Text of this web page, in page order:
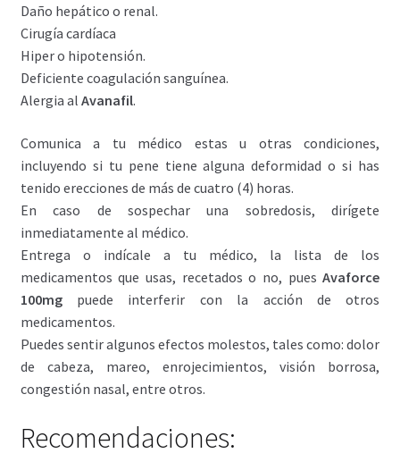
Daño hepático o renal.
Cirugía cardíaca
Hiper o hipotensión.
Deficiente coagulación sanguínea.
Alergia al Avanafil.
Comunica a tu médico estas u otras condiciones,
incluyendo si tu pene tiene alguna deformidad o si has
tenido erecciones de más de cuatro (4) horas.
En caso de sospechar una sobredosis, dirígete
inmediatamente al médico.
Entrega o indícale a tu médico, la lista de los
medicamentos que usas, recetados o no, puesAvaforce
100mgpuede interferir con la acción de otros
medicamentos.
Puedes sentir algunos efectos molestos, tales como: dolor
de cabeza, mareo, enrojecimientos, visión borrosa,
congestión nasal, entre otros.
Recomendaciones: